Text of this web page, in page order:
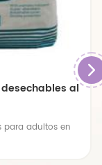
al
para adultos en